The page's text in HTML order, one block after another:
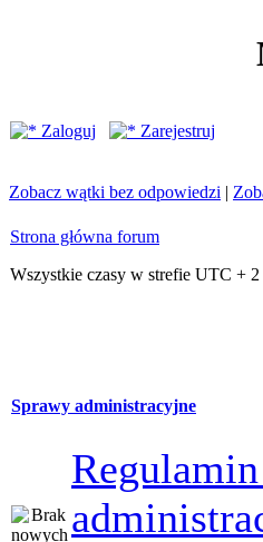
Zaloguj
Zarejestruj
Zobacz wątki bez odpowiedzi |
Strona główna forum
Wszystkie czasy w strefie UTC +
Sprawy administracyjne